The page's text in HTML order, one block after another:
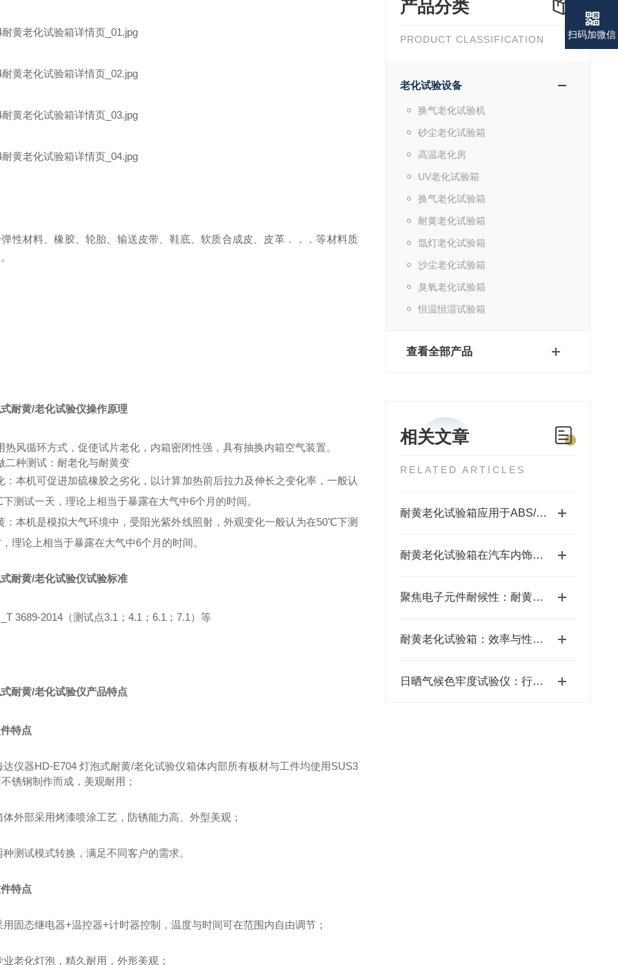
产品分类
PRODUCT CLASSIFICATION
老化试验设备
换气老化试验机
砂尘老化试验箱
高温老化房
UV老化试验箱
换气老化试验箱
耐黄老化试验箱
氙灯老化试验箱
沙尘老化试验箱
臭氧老化试验箱
恒温恒湿试验箱
查看全部产品
相关文章
RELATED ARTICLES
耐黄老化试验箱应用于ABS/PC塑料外壳的耐黄变检测
耐黄老化试验箱在汽车内饰材料领域的应用
聚焦电子元件耐候性：耐黄老化试验箱助力企业破解包装材料黄变难题
耐黄老化试验箱：效率与性能的双重保障
日晒气候色牢度试验仪：行业应用助力产品质量提升
弹性材料、橡胶、轮胎、输送皮带、鞋底、软质合成皮、皮革．．．等材料质
耐黄/老化试验仪操作原理
热风循环方式，促使试片老化，内箱密闭性强，具有抽换内箱空气装置。
二种测试：耐老化与耐黄变
：本机可促进加硫橡胶之劣化，以计算加热前后拉力及伸长之变化率，一般认
测试一天，理论上相当于暴露在大气中6个月的时间。
：本机是模拟大气环境中，受阳光紫外线照射，外观变化一般认为在50℃下测
理论上相当于暴露在大气中6个月的时间。
耐黄/老化试验仪试验标准
3689-2014（测试点3.1；4.1；6.1；7.1）等
耐黄/老化试验仪产品特点
特点
达仪器HD-E704 灯泡式耐黄/老化试验仪箱体内部所有板材与工件均使用SUS3
锈钢制作而成，美观耐用；
体外部采用烤漆喷涂工艺，防锈能力高、外型美观；
种测试模式转换，满足不同客户的需求。
特点
用固态继电器+温控器+计时器控制，温度与时间可在范围内自由调节；
业老化灯泡，精久耐用，外形美观；
扫码加微信